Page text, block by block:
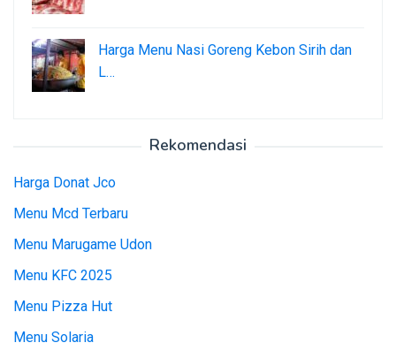
Harga Menu Nasi Goreng Kebon Sirih dan
L…
Rekomendasi
Harga Donat Jco
Menu Mcd Terbaru
Menu Marugame Udon
Menu KFC 2025
Menu Pizza Hut
Menu Solaria